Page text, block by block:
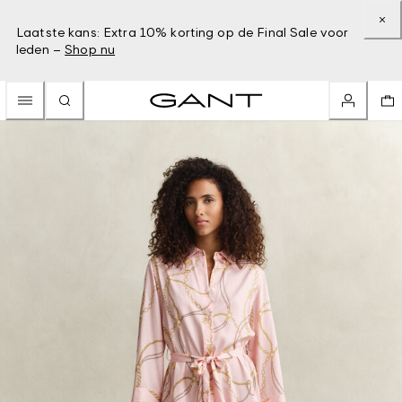
Laatste kans: Extra 10% korting op de Final Sale voor
leden – Shop nu